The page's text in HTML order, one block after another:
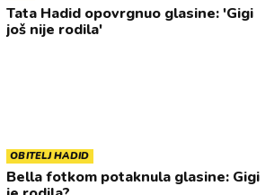
Tata Hadid opovrgnuo glasine: 'Gigi
još nije rodila'
OBITELJ HADID
Bella fotkom potaknula glasine: Gigi